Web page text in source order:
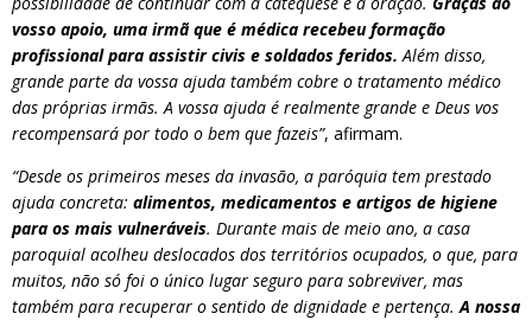
vosso apoio, uma irmã que é médica recebeu formação
profissional para assistir civis e soldados feridos. Além disso,
grande parte da vossa ajuda também cobre o tratamento médico
das próprias irmãs. A vossa ajuda é realmente grande e Deus vos
recompensará por todo o bem que fazeis”, afirmam.
“Desde os primeiros meses da invasão, a paróquia tem prestado
ajuda concreta: alimentos, medicamentos e artigos de higiene
para os mais vulneráveis. Durante mais de meio ano, a casa
paroquial acolheu deslocados dos territórios ocupados, o que, para
muitos, não só foi o único lugar seguro para sobreviver, mas
também para recuperar o sentido de dignidade e pertença. A nossa